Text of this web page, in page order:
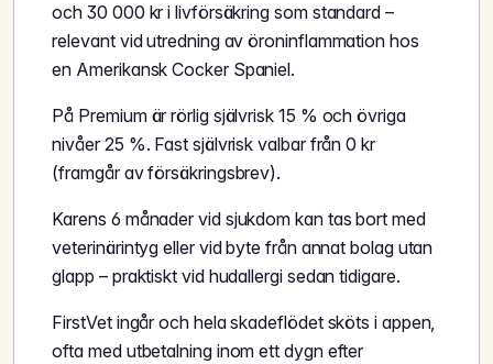
och 30 000 kr i livförsäkring som standard –
relevant vid utredning av öroninflammation hos
en Amerikansk Cocker Spaniel.
På Premium är rörlig självrisk 15 % och övriga
nivåer 25 %. Fast självrisk valbar från 0 kr
(framgår av försäkringsbrev).
Karens 6 månader vid sjukdom kan tas bort med
veterinärintyg eller vid byte från annat bolag utan
glapp – praktiskt vid hudallergi sedan tidigare.
FirstVet ingår och hela skadeflödet sköts i appen,
ofta med utbetalning inom ett dygn efter